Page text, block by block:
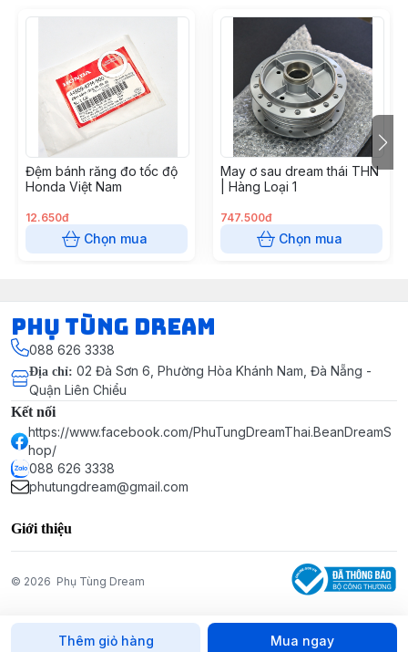
Thêm giỏ hàng Mua ngay
Đệm bánh răng đo tốc độ
Honda Việt Nam
12.650đ
Chọn mua
May ơ sau dream thái THN
| Hàng Loại 1
747.500đ
Chọn mua
Phụ Tùng Dream
088 626 3338
Địa chỉ: 02 Đà Sơn 6, Phường Hòa Khánh Nam, Đà Nẵng -
Quận Liên Chiểu
Kết nối
https://www.facebook.com/PhuTungDreamThai.BeanDreamS
hop/
088 626 3338
phutungdream@gmail.com
Giới thiệu
© 2026 Phụ Tùng Dream